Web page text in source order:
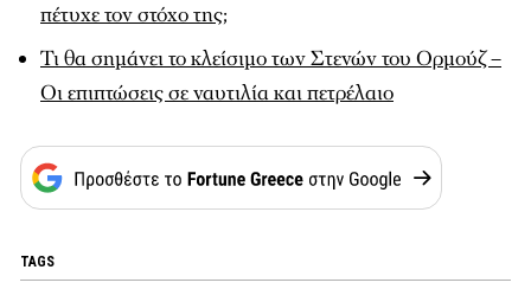
πέτυχε τον στόχο της;
Τι θα σημάνει το κλείσιμο των Στενών του Ορμούζ –
Οι επιπτώσεις σε ναυτιλία και πετρέλαιο
TAGS